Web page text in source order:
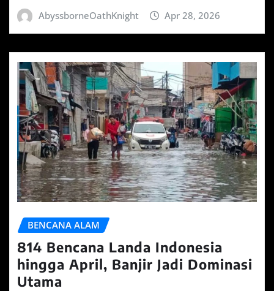
AbyssborneOathKnight Apr 28, 2026
BENCANA ALAM
814 Bencana Landa Indonesia
hingga April, Banjir Jadi Dominasi
Utama